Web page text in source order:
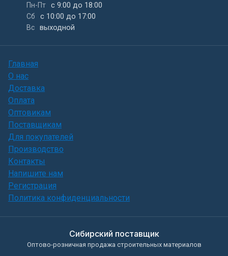
Пн-Пт с 9:00 до 18:00
Сб с 10:00 до 17:00
Вс выходной
Главная
О нас
Доставка
Оплата
Оптовикам
Поставщикам
Для покупателей
Производство
Контакты
Напишите нам
Регистрация
Политика конфиденциальности
Сибирский поставщик
Оптово-розничная продажа строительных материалов